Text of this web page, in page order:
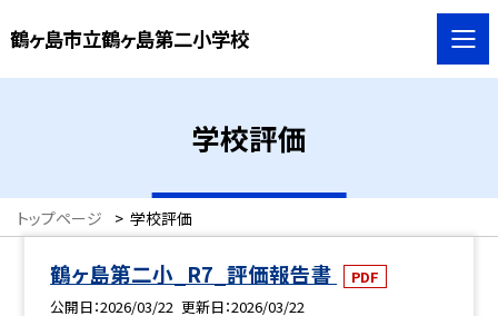
鶴ヶ島市立鶴ヶ島第二小学校
学校評価
トップページ > 学校評価
鶴ヶ島第二小_R7_評価報告書
PDF
公開日 2026/03/22 更新日 2026/03/22